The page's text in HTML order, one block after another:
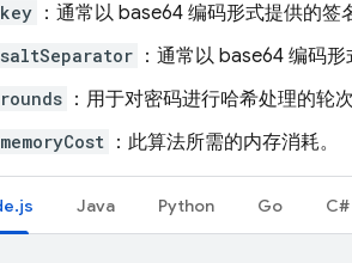
key ：通常以 base64 编码形式提供的签
saltSeparator ：通常以 base64 编码
rounds ：用于对密码进行哈希处理的轮次
memoryCost ：此算法所需的内存消耗。
Java Python Go C#